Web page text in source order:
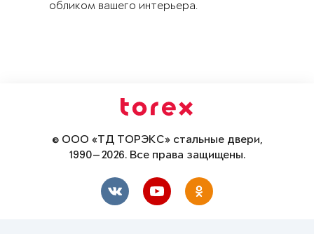
обликом вашего интерьера.
© ООО «ТД ТОРЭКС» стальные двери,
1990—2026. Все права защищены.